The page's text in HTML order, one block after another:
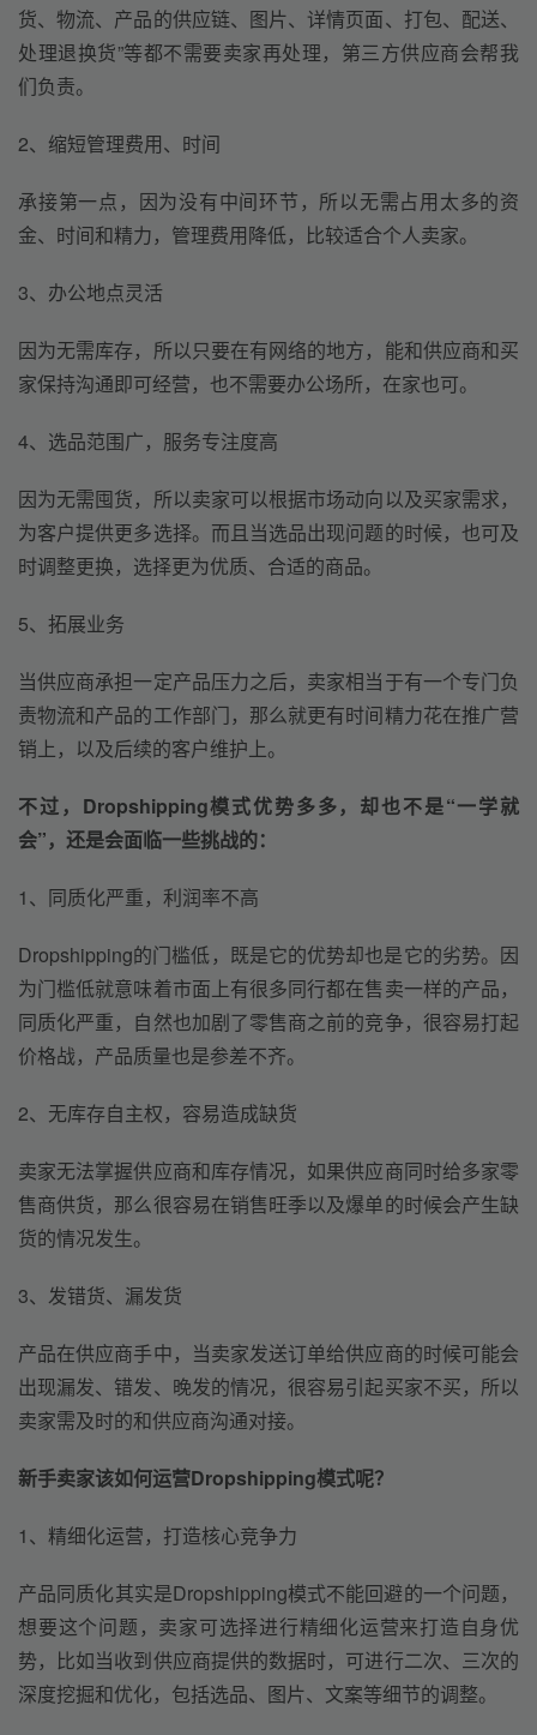
货、物流、产品的供应链、图片、详情页面、打包、配送、
处理退换货”等都不需要卖家再处理，第三方供应商会帮我
们负责。
2、缩短管理费用、时间
承接第一点，因为没有中间环节，所以无需占用太多的资
金、时间和精力，管理费用降低，比较适合个人卖家。
3、办公地点灵活
因为无需库存，所以只要在有网络的地方，能和供应商和买
家保持沟通即可经营，也不需要办公场所，在家也可。
4、选品范围广，服务专注度高
因为无需囤货，所以卖家可以根据市场动向以及买家需求，
为客户提供更多选择。而且当选品出现问题的时候，也可及
时调整更换，选择更为优质、合适的商品。
5、拓展业务
当供应商承担一定产品压力之后，卖家相当于有一个专门负
责物流和产品的工作部门，那么就更有时间精力花在推广营
销上，以及后续的客户维护上。
不过，Dropshipping模式优势多多，却也不是“一学就
会”，还是会面临一些挑战的：
1、同质化严重，利润率不高
Dropshipping的门槛低，既是它的优势却也是它的劣势。因
为门槛低就意味着市面上有很多同行都在售卖一样的产品，
同质化严重，自然也加剧了零售商之前的竞争，很容易打起
价格战，产品质量也是参差不齐。
2、无库存自主权，容易造成缺货
卖家无法掌握供应商和库存情况，如果供应商同时给多家零
售商供货，那么很容易在销售旺季以及爆单的时候会产生缺
货的情况发生。
3、发错货、漏发货
产品在供应商手中，当卖家发送订单给供应商的时候可能会
出现漏发、错发、晚发的情况，很容易引起买家不买，所以
卖家需及时的和供应商沟通对接。
新手卖家该如何运营Dropshipping模式呢？
1、精细化运营，打造核心竞争力
产品同质化其实是Dropshipping模式不能回避的一个问题，
想要这个问题，卖家可选择进行精细化运营来打造自身优
势，比如当收到供应商提供的数据时，可进行二次、三次的
深度挖掘和优化，包括选品、图片、文案等细节的调整。